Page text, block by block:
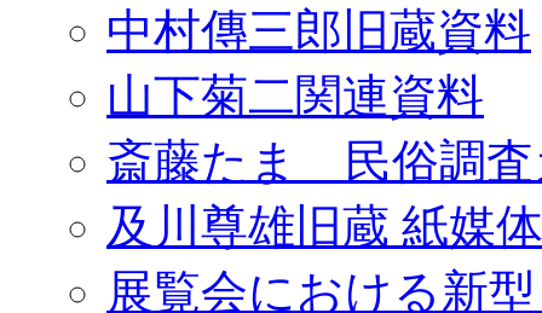
中村傳三郎旧蔵資料
山下菊二関連資料
斎藤たま 民俗調査
及川尊雄旧蔵 紙媒
展覧会における新